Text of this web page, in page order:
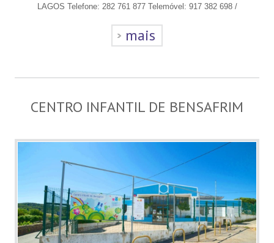
LAGOS Telefone: 282 761 877 Telemóvel: 917 382 698 /
mais
CENTRO INFANTIL DE BENSAFRIM